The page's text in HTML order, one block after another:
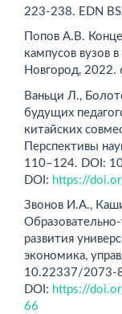
223-238. EDN
Попов А.В.
кампусов вузов
Новгород, 2022.
Ваньци Л.,
будущих
китайских
Перспективы
110–124. DOI:
DOI: https://
Звонов И.А.,
развития
экономика,
10.22337/2073-
DOI: https://
66